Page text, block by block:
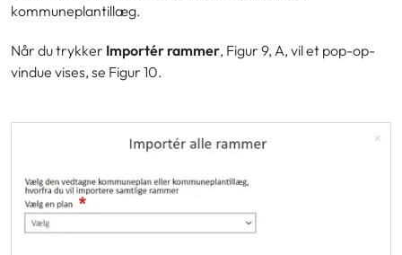
kommuneplantillæg.
Når du trykker Importér rammer, Figur 9, A, vil et pop-op-
vindue vises,se Figur 10.